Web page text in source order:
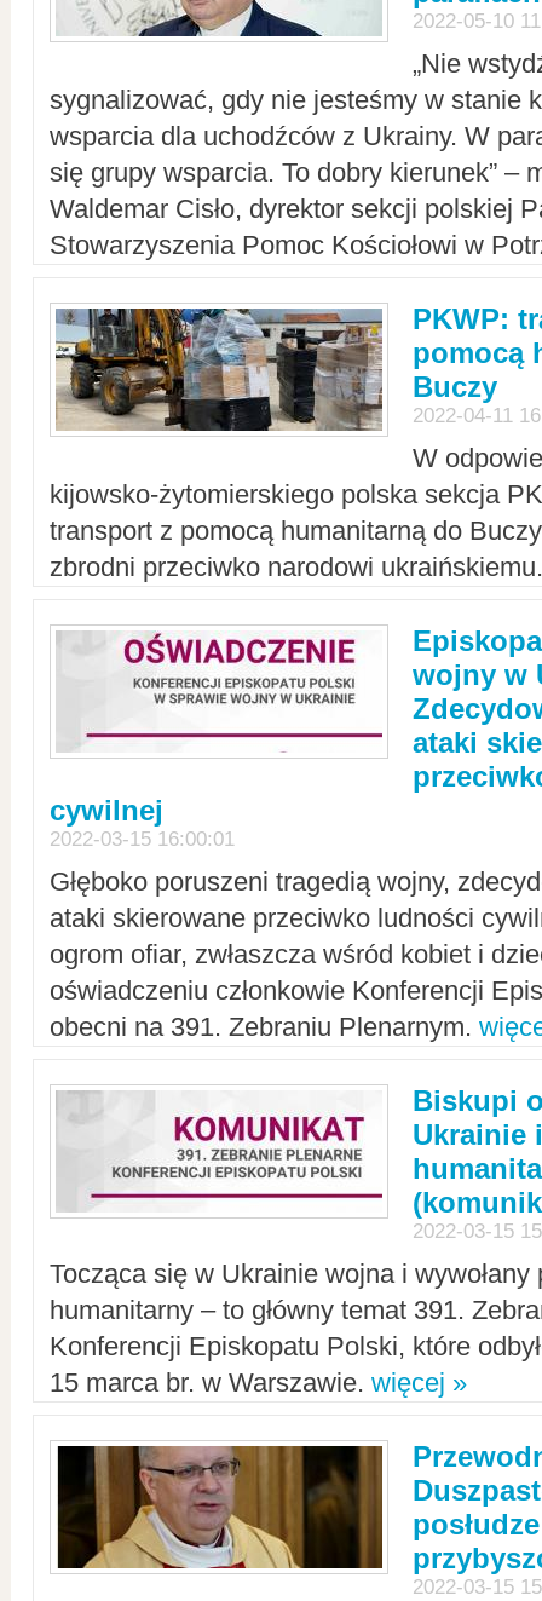
2022-05-10
„Nie
sygnalizować, gdy nie jesteśmy w stanie
wsparcia dla uchodźców z Ukrainy. W
się grupy wsparcia. To dobry kierunek” –
Waldemar Cisło, dyrektor sekcji polskiej
Stowarzyszenia Pomoc Kościołowi w
PKWP:
pomocą
Buczy
2022-04-11
W
kijowsko-żytomierskiego polska sekcja
transport z pomocą humanitarną do
zbrodni przeciwko narodowi
wojny w
ataki
cywilnej
2022-03-15 16:00:01
Głęboko poruszeni tragedią wojny,
ataki skierowane przeciwko ludności
ogrom ofiar, zwłaszcza wśród kobiet i
oświadczeniu członkowie Konferencji
obecni na 391. Zebraniu Plenarnym.
Biskupi
Ukrainie
2022-03-15
Tocząca się w Ukrainie wojna i
humanitarny – to główny temat 391.
Konferencji Episkopatu Polski, które
15 marca br. w Warszawie. więcej »
2022-03-15